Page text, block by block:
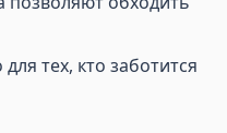
тех, кто заботится